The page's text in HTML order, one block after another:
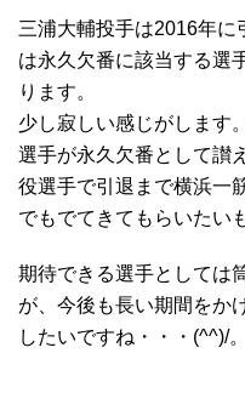
三浦大輔投手は2016年
は永久欠番に該当する選
ります。
少し寂しい感じがします
選手が永久欠番として讃
役選手で引退まで横浜一
でもでてきてもらいたい
期待できる選手としては
が、今後も長い期間をか
したいですね・・・(^^)/。